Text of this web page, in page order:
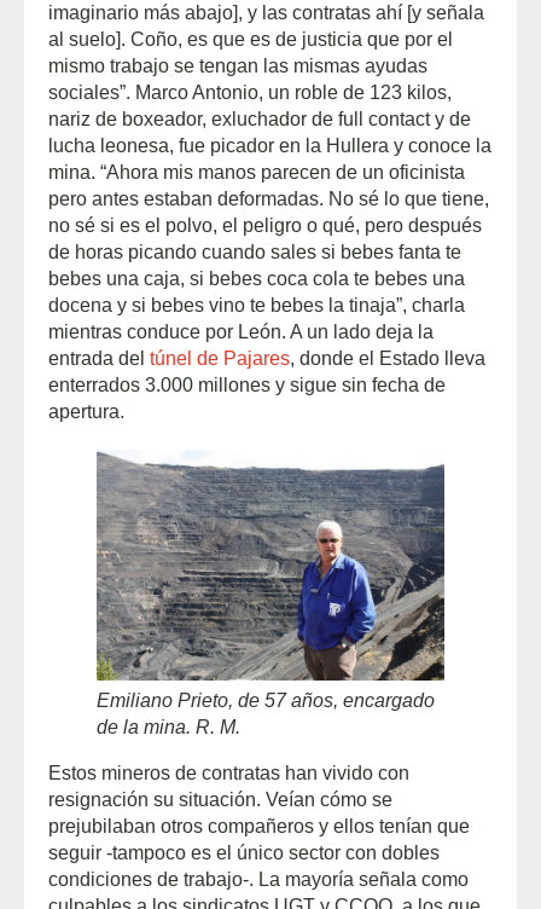
imaginario más abajo], y las contratas ahí [y señala
al suelo]. Coño, es que es de justicia que por el
mismo trabajo se tengan las mismas ayudas
sociales”. Marco Antonio, un roble de 123 kilos,
nariz de boxeador, exluchador de full contact y de
lucha leonesa, fue picador en la Hullera y conoce la
mina. “Ahora mis manos parecen de un oficinista
pero antes estaban deformadas. No sé lo que tiene,
no sé si es el polvo, el peligro o qué, pero después
de horas picando cuando sales si bebes fanta te
bebes una caja, si bebes coca cola te bebes una
docena y si bebes vino te bebes la tinaja”, charla
mientras conduce por León. A un lado deja la
entrada del túnel de Pajares, donde el Estado lleva
enterrados 3.000 millones y sigue sin fecha de
apertura.
Emiliano Prieto, de 57 años, encargado
de la mina. R. M.
Estos mineros de contratas han vivido con
resignación su situación. Veían cómo se
prejubilaban otros compañeros y ellos tenían que
seguir -tampoco es el único sector con dobles
condiciones de trabajo-. La mayoría señala como